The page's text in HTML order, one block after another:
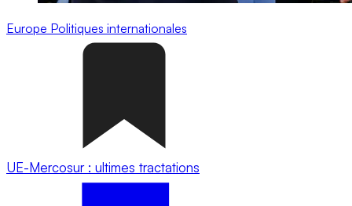
Europe Politiques internationales
UE-Mercosur : ultimes tractations